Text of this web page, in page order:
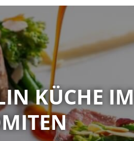
KÜCHE IM